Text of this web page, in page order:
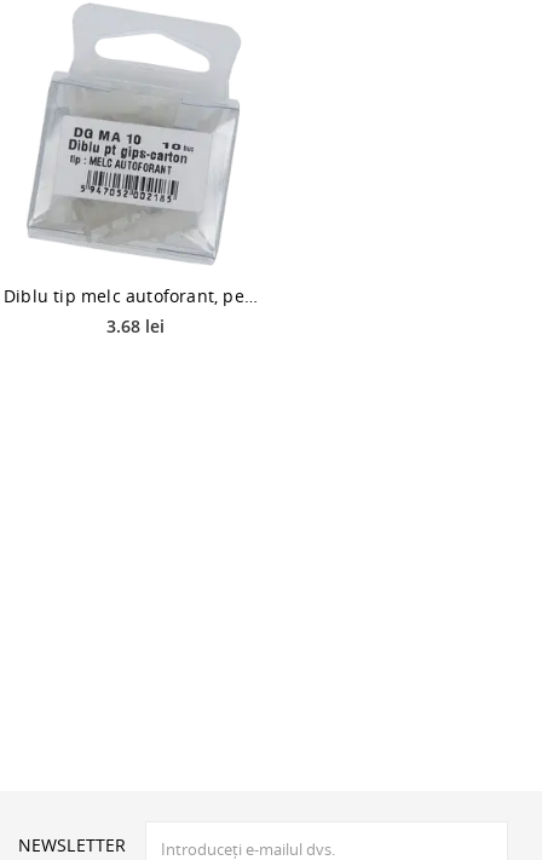
Diblu tip melc autoforant, pentru gips-carton, Ø 7 mm, L 30 mm, 10 buc
3.68 lei
NEWSLETTER